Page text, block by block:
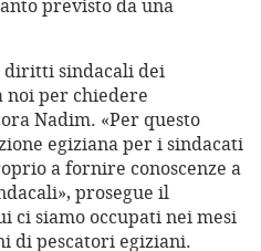
previsto da una
diritti sindacali dei
noi per chiedere
Nadim. «Per questo
egiziana per i sindacati
a fornire conoscenze a
prosegue il
ci siamo occupati nei mesi
di pescatori egiziani.